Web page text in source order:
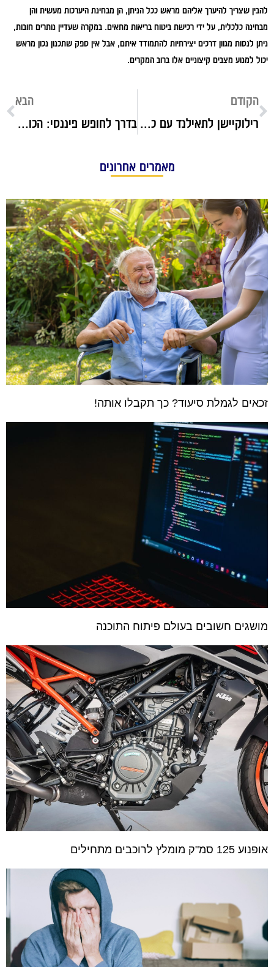
להבין שצריך להיערך אליהם מראש ככל הניתן, הן מבחינת היערכות מעשית והן
מבחינה כלכלית, על ידי רכישת ביטוח בריאות מתאים. במקרה שעדיין נותרים חובות,
ניתן לנסות מגוון דרכים יצירתיות להתמודד איתם, אבל אין ספק שתכנון נכון מראש
יכול למנוע מצבים קיצוניים אלו ברוב המקרים.
הקודם
רילוקיישן לתאילנד עם כלב – מדריך מקיף להרפתקה
הבא
בדרך לחופש פיננסי: הכול על השקעה בבורסה למתחילים
מאמרים אחרונים
זכאים לגמלת סיעוד? כך תקבלו אותה!
מושגים חשובים בעולם פיתוח התוכנה
אופנוע 125 סמ"ק מומלץ לרוכבים מתחילים